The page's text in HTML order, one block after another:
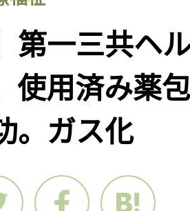
第一三共ヘ
使用済み薬
。ガス化